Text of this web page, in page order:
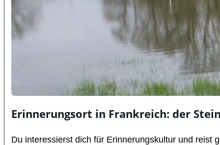
Erinnerungsort in Frankreich: der
Du interessierst dich für Erinnerungskultur und reist